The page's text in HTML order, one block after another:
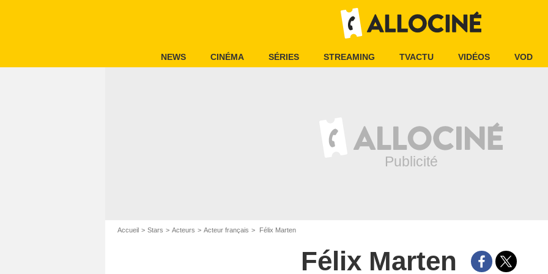
NEWS CINÉMA SÉRIES STREAMING TVACTU VIDÉOS VOD
Accueil Stars Acteurs Acteur français Félix Marten
Félix Marten